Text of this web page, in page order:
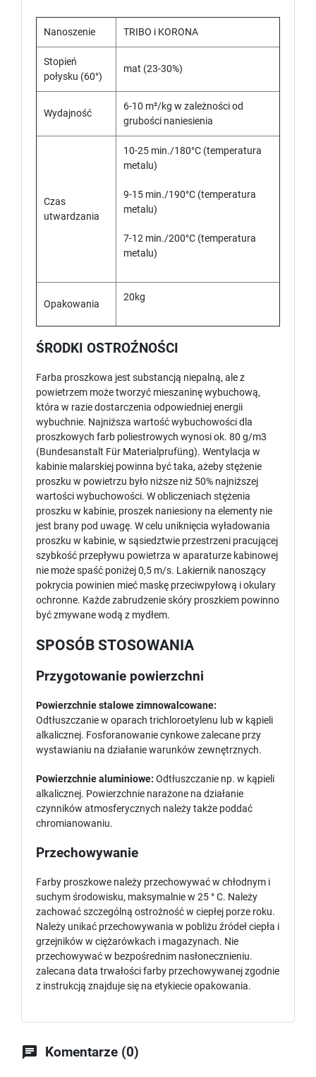
Nanoszenie TRIBO i KORONA
Stopień
połysku (60°)
mat (23-30%)
Wydajność
6-10 m²/kg w zależności od
grubości naniesienia
Czas
utwardzania
10-25 min./180°C (temperatura
metalu)
9-15 min./190°C (temperatura
metalu)
7-12 min./200°C (temperatura
metalu)
Opakowania
20kg
ŚRODKI OSTROŹNOŚCI
Farba proszkowa jest substancją niepalną, ale z
powietrzem może tworzyć mieszaninę wybuchową,
która w razie dostarczenia odpowiedniej energii
wybuchnie. Najniższa wartość wybuchowości dla
proszkowych farb poliestrowych wynosi ok. 80 g/m3
(Bundesanstalt Für Materialprufüng). Wentylacja w
kabinie malarskiej powinna być taka, ażeby stężenie
proszku w powietrzu było niższe niż 50% najniższej
wartości wybuchowości. W obliczeniach stężenia
proszku w kabinie, proszek naniesiony na elementy nie
jest brany pod uwagę. W celu uniknięcia wyładowania
proszku w kabinie, w sąsiedztwie przestrzeni pracującej
szybkość przepływu powietrza w aparaturze kabinowej
nie może spaść poniżej 0,5 m/s. Lakiernik nanoszący
pokrycia powinien mieć maskę przeciwpyłową i okulary
ochronne. Każde zabrudzenie skóry proszkiem powinno
być zmywane wodą z mydłem.
SPOSÓB STOSOWANIA
Przygotowanie powierzchni
Powierzchnie stalowe zimnowalcowane:
Odtłuszczanie w oparach trichloroetylenu lub w kąpieli
alkalicznej. Fosforanowanie cynkowe zalecane przy
wystawianiu na działanie warunków zewnętrznych.
Powierzchnie aluminiowe: Odtłuszczanie np. w kąpieli
alkalicznej. Powierzchnie narażone na działanie
czynników atmosferycznych należy także poddać
chromianowaniu.
Przechowywanie
Farby proszkowe należy przechowywać w chłodnym i
suchym środowisku, maksymalnie w 25 ° C. Należy
zachować szczególną ostrożność w ciepłej porze roku.
Należy unikać przechowywania w pobliżu źródeł ciepła i
grzejników w ciężarówkach i magazynach. Nie
przechowywać w bezpośrednim nasłonecznieniu.
zalecana data trwałości farby przechowywanej zgodnie
z instrukcją znajduje się na etykiecie opakowania.
 Komentarze (0)